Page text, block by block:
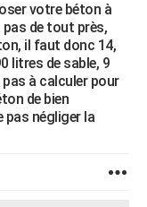
votre béton à
pas de tout près,
il faut donc 14,
litres de sable, 9
pas à calculer pour
de bien
pas négliger la